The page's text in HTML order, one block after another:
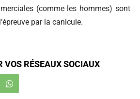
(comme les hommes) sont
par la canicule.
VOS RÉSEAUX SOCIAUX